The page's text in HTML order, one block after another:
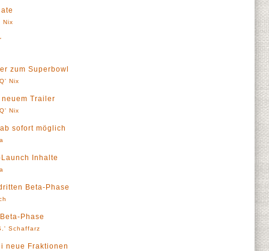
Nix
zum Superbowl
Nix
Trailer
Nix
sofort möglich
Inhalte
Beta-Phase
Phase
Schaffarz
neue Fraktionen